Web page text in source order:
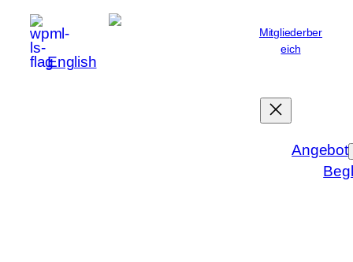
Zum
Inhalt
springenEnglish
Mitgliederber
eich
Angebot